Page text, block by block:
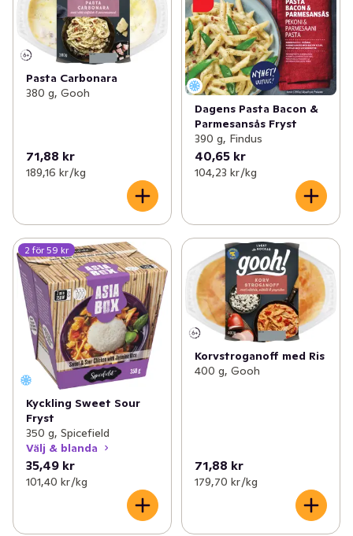
Pasta Carbonara
380 g, Gooh
71,88 kr
189,16 kr /kg
Dagens Pasta Bacon &
Parmesansås Fryst
390 g, Findus
40,65 kr
104,23 kr /kg
2 för 59 kr
Kyckling Sweet Sour
Fryst
350 g, Spicefield
Välj & blanda
35,49 kr
101,40 kr /kg
Korvstroganoff med Ris
400 g, Gooh
71,88 kr
179,70 kr /kg